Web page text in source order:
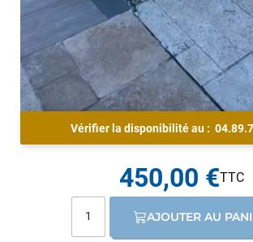
Vérifier la disponibilité au :
450,00 €
AJOUTER AU